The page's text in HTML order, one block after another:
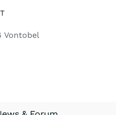
Vontobel